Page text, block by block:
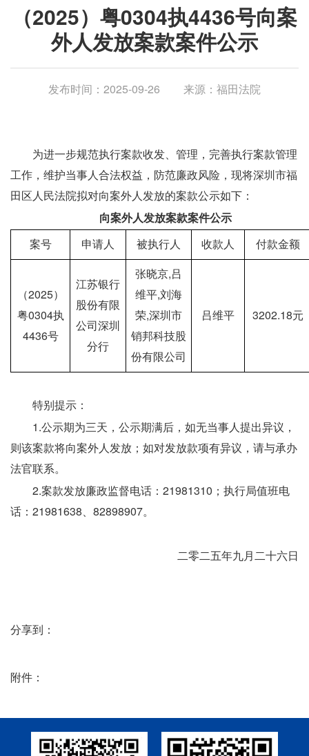
（2025）粤0304执4436号向案
外人发放案款案件公示
发布时间：2025-09-26 来源：福田法院
为进一步规范执行案款收发、管理，完善执行案款管理
工作，维护当事人合法权益，防范廉政风险，现将深圳市福
田区人民法院拟对向案外人发放的案款公示如下：
向案外人发放案款案件公示
案号
申请人 被执行人 收款人 付款金额
（2025）
粤0304执
4436号
江苏银行
股份有限
公司深圳
分行
张晓京,吕
维平,刘海
荣,深圳市
销邦科技股
份有限公司
吕维平 3202.18元
特别提示：
1.公示期为三天，公示期满后，如无当事人提出异议，
则该案款将向案外人发放；如对发放款项有异议，请与承办
法官联系。
2.案款发放廉政监督电话：21981310；执行局值班电
话：21981638、82898907。
二零二五年九月二十六日
分享到：
附件：